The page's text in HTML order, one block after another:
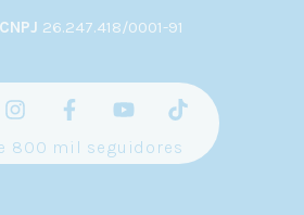
CNPJ 26.247.418/0001-91
800 mil seguidores